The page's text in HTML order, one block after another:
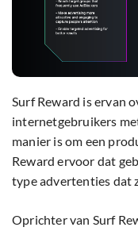
Surf Reward is ervan
internetgebruikers
manier is om een
Reward ervoor dat
type advertenties dat
Oprichter van Surf